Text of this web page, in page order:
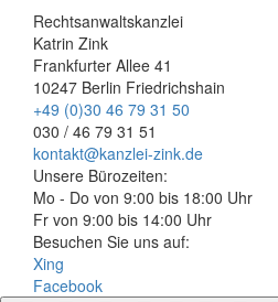
Rechtsanwaltskanzlei
Katrin Zink
Frankfurter Allee 41
10247 Berlin Friedrichshain
+49 (0)30 46 79 31 50
030 / 46 79 31 51
kontakt@kanzlei-zink.de
Unsere Bürozeiten:
Mo - Do von 9:00 bis 18:00 Uhr
Fr von 9:00 bis 14:00 Uhr
Besuchen Sie uns auf:
Xing
Facebook